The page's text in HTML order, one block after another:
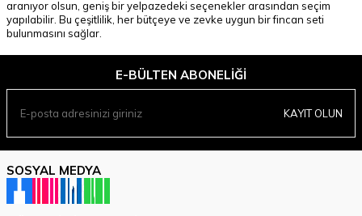
aranıyor olsun, geniş bir yelpazedeki seçenekler arasından seçim
yapılabilir. Bu çeşitlilik, her bütçeye ve zevke uygun bir fincan seti
bulunmasını sağlar.
E-BÜLTEN ABONELIĞI
KAYIT OLUN
SOSYAL MEDYA